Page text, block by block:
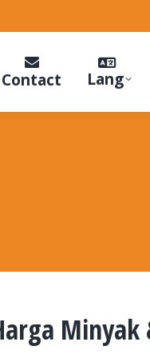
Contact Lang
Minyak